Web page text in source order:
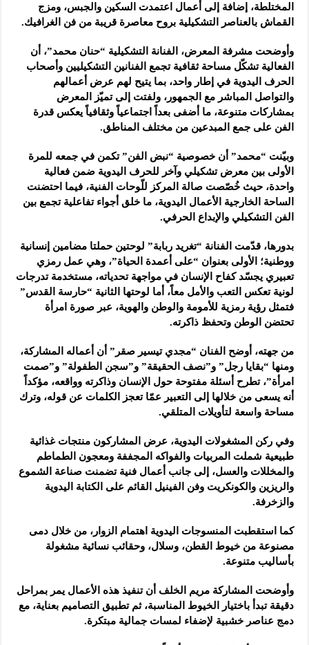
المختلطة، إضافة إلى أعمال اعتمدت السكين والجبس، ومزج
القماش بالعناصر التشكيلية بروح معاصرة قريبة من فن الغرافيك.
وأوضحت مشرفة المعرض، الفنانة التشكيلية “حنان محمد”، أن
الفعالية تشكّل مساحة ثقافية تجمع الفنانين التشكيليين وأصحاب
الحرف اليدوية في إطار واحد، بما يتيح لهم عرض أعمالهم
والتواصل المباشر مع الجمهور، ولفتت إلى تميّز المعرض
بمشاركات متنوعة، ما أضفى بعداً اجتماعياً وثقافياً يعكس قدرة
الفن على جمع المبدعين من مختلف المناطق.
وبيّنت “محمد” أن خصوصية “نبض الفن” تكمن في جمعه للمرة
الأولى بين معرض تشكيلي وآخر للحرف اليدوية ضمن فعالية
واحدة، حيث خُصّصت صالة المركز للّوحات الفنية، فيما احتضنت
الساحة الخارجية الأعمال اليدوية، ما خلق أجواء تفاعلية تجمع بين
الفن التشكيلي والإبداع الحرفي.
بدورها، قدّمت الفنانة “تغريد ربابة” لوحتين حملتا مضامين إنسانية
ووطنية؛ الأولى بعنوان “على أعمدة الحياة”، وهي عمل رمزي
تعبيري يجسّد كفاح الإنسان في مواجهة تحدياته، مستخدمة تدرجات
لونية تعكس التعب والأمل معاً، أما لوحتها الثانية “حارسة القدس”
فتمثل رؤية رمزية للأمومة والوطن والهوية، عبر صورة امرأة
تحتضن الوطن وتحفظ ذاكرته.
من جهته، أوضح الفنان “مجدي تيسير صقر” أن أعماله المشاركة،
ومنها “بقايا رجل” و”نصف الحقيقة” و”سجن الطفولة” و”صمت
امرأة”، تطرح أسئلة مفتوحة حول الإنسان وذاكرته وواقعه، مؤكداً
أنه يسعى من خلالها إلى التعبير عمّا تعجز الكلمات عن قوله، وترك
مساحة واسعة لتأويلات المتلقي.
وفي ركن المشغولات اليدوية، عرض المشاركون منتجات غذائية
طبيعية شملت المربيات والفواكه المجففة ومعجون الطماطم
والمخللات والعسل، إلى جانب أعمال فنية تضمنت صناعة الشموع
والريزين والكونكريت وفن الفينيل القائم على الكتابة اليدوية
والزخرفة.
كما استقطبت المنسوجات اليدوية اهتمام الزوار، من خلال دمى
مصنوعة من خيوط القطن، وسلال، وحقائب نسائية مشغولة
بأساليب متنوعة.
وأوضحت المشاركة مريم الخلف أن تنفيذ هذه الأعمال يمر بمراحل
دقيقة تبدأ باختيار الخيوط المناسبة، ثم تطبيق التصاميم بعناية، مع
دمج عناصر خشبية لإضفاء لمسات جمالية مبتكرة.